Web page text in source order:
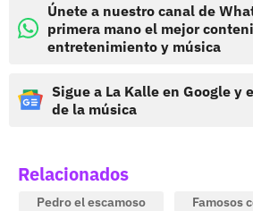
Únete a nuestro canal de
primera mano el mejor
entretenimiento y música
Sigue a La Kalle en Google y
de la música
Relacionados
Pedro el escamoso
Famosos